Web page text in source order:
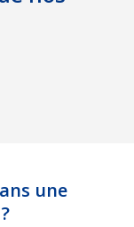
une